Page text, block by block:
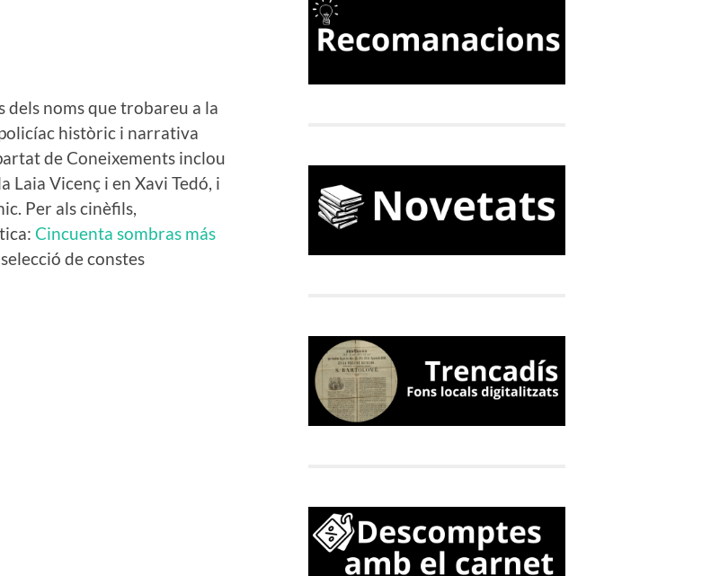
dels noms que trobareu a la
històric i narrativa
de Coneixements inclou
Laia Vicenç i en Xavi Tedó, i
Per als cinèfils,
Cincuenta sombras más
de constes